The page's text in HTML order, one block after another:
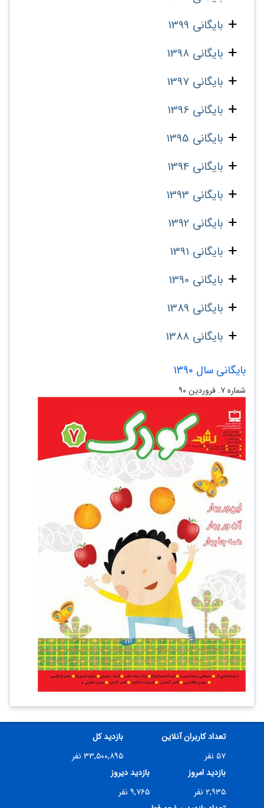
بایگانی 1399
بایگانی 1398
بایگانی 1397
بایگانی 1396
بایگانی 1395
بایگانی 1394
بایگانی 1393
بایگانی 1392
بایگانی 1391
بایگانی 1390
بایگانی 1389
بایگانی 1388
بایگانی سال 1390
شماره‌ ۷. فروردین ۹۰
تعداد کاربران آنلاین
۵۷ نفر
بازدید کل
۳۳,۵۰۰,۸۹۵ نفر
بازدید امروز
۲,۹۳۵ نفر
بازدید دیروز
۹,۷۶۵ نفر